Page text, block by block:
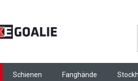
Schienen Fanghände